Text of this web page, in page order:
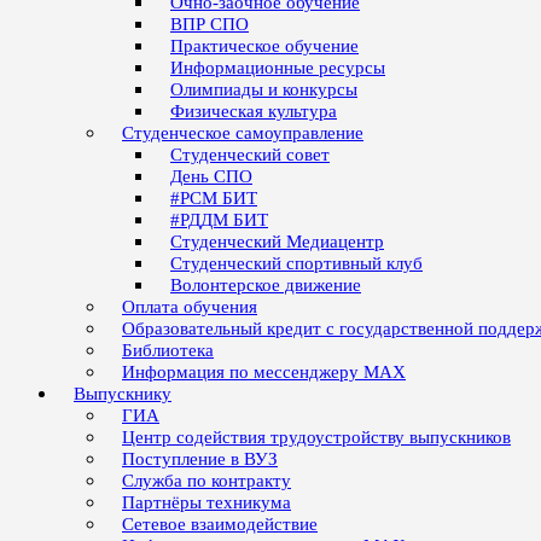
ВПР СПО
Практическое обучение
Информационные ресурсы
Олимпиады и конкурсы
Физическая культура
Студенческое самоуправление
Студенческий совет
День СПО
#РСМ БИТ
#РДДМ БИТ
Студенческий Медиацентр
Студенческий спортивный клуб
Волонтерское движение
Оплата обучения
Образовательный кредит с государственной
Библиотека
Информация по мессенджеру MAX
Выпускнику
ГИА
Центр содействия трудоустройству выпускников
Поступление в ВУЗ
Служба по контракту
Партнёры техникума
Сетевое взаимодействие